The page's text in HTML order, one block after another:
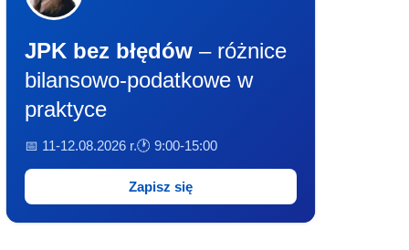
JPK bez błędów – różnice
bilansowo-podatkowe w
praktyce
📅 11-12.08.2026 r.🕐 9:00-15:00
Zapisz się